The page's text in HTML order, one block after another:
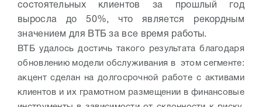
состоятельных клиентов за прошлый год
выросла до 50%, что является рекордным
значением для ВТБ за все время работы.
ВТБ удалось достичь такого результата благодаря
обновлению модели обслуживания в этом сегменте:
акцент сделан на долгосрочной работе с активами
клиентов и их грамотном размещении в финансовые